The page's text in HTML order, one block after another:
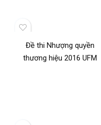
Đề thi Nhượng quyền
thương hiệu 2016 UFM